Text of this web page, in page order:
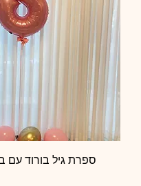
ספרת גיל בורוד עם